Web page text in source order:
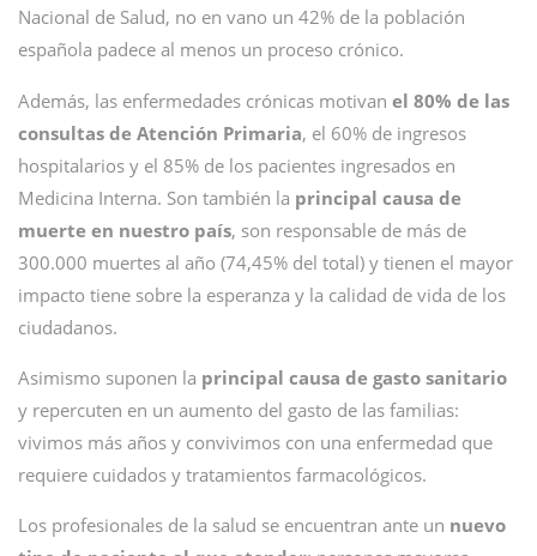
Nacional de Salud, no en vano un 42% de la población
española padece al menos un proceso crónico.
Además, las enfermedades crónicas motivan el 80% de las
consultas de Atención Primaria, el 60% de ingresos
hospitalarios y el 85% de los pacientes ingresados en
Medicina Interna. Son también la principal causa de
muerte en nuestro país, son responsable de más de
300.000 muertes al año (74,45% del total) y tienen el mayor
impacto tiene sobre la esperanza y la calidad de vida de los
ciudadanos.
Asimismo suponen la principal causa de gasto sanitario
y repercuten en un aumento del gasto de las familias:
vivimos más años y convivimos con una enfermedad que
requiere cuidados y tratamientos farmacológicos.
Los profesionales de la salud se encuentran ante un nuevo